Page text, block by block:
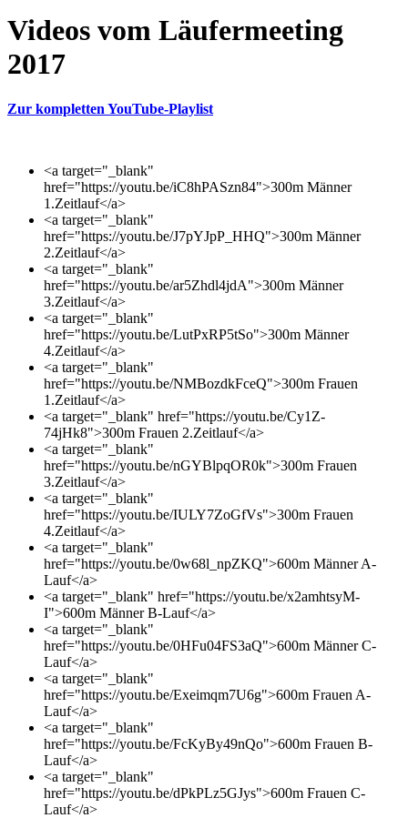
Videos vom Läufermeeting
2017
Zur kompletten YouTube-Playlist
<a target="_blank"
href="https://youtu.be/iC8hPASzn84">300m Männer
1.Zeitlauf</a>
<a target="_blank"
href="https://youtu.be/J7pYJpP_HHQ">300m Männer
2.Zeitlauf</a>
<a target="_blank"
href="https://youtu.be/ar5Zhdl4jdA">300m Männer
3.Zeitlauf</a>
<a target="_blank"
href="https://youtu.be/LutPxRP5tSo">300m Männer
4.Zeitlauf</a>
<a target="_blank"
href="https://youtu.be/NMBozdkFceQ">300m Frauen
1.Zeitlauf</a>
<a target="_blank" href="https://youtu.be/Cy1Z-
74jHk8">300m Frauen 2.Zeitlauf</a>
<a target="_blank"
href="https://youtu.be/nGYBlpqOR0k">300m Frauen
3.Zeitlauf</a>
<a target="_blank"
href="https://youtu.be/IULY7ZoGfVs">300m Frauen
4.Zeitlauf</a>
<a target="_blank"
href="https://youtu.be/0w68l_npZKQ">600m Männer A-
Lauf</a>
<a target="_blank" href="https://youtu.be/x2amhtsyM-
I">600m Männer B-Lauf</a>
<a target="_blank"
href="https://youtu.be/0HFu04FS3aQ">600m Männer C-
Lauf</a>
<a target="_blank"
href="https://youtu.be/Exeimqm7U6g">600m Frauen A-
Lauf</a>
<a target="_blank"
href="https://youtu.be/FcKyBy49nQo">600m Frauen B-
Lauf</a>
<a target="_blank"
href="https://youtu.be/dPkPLz5GJys">600m Frauen C-
Lauf</a>